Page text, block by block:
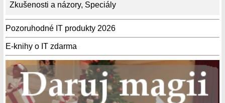
Zkušenosti a názory, Speciály
Pozoruhodné IT produkty 2026
E-knihy o IT zdarma